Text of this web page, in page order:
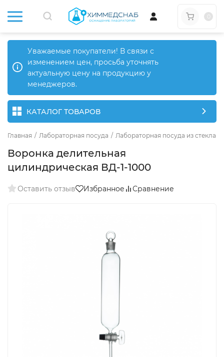
Уважаемые покупатели! В связи с
изменением цен, просьба уточнять
актуальную цену на продукцию у
менеджеров.
КАТАЛОГ ТОВАРОВ
Главная / Лабораторная посуда / Лабораторная посуда из стекла
Воронка делительная
цилиндрическая ВД-1-1000
Оставить отзыв Избранное Сравнение